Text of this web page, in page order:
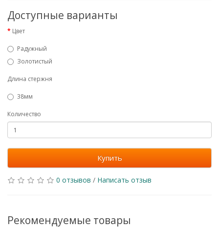
Доступные варианты
Цвет
Радужный
Золотистый
Длина стержня
38мм
Количество
Купить
0 отзывов / Написать отзыв
Рекомендуемые товары